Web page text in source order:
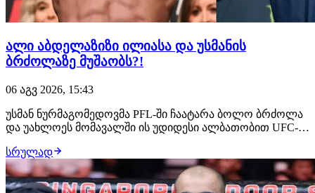
ალი აბდელაზიზი ილიასა და უსმანის
ბრძოლაზე მუშაობს?!
06 აგვ 2026, 15:43
უსმან ნურმაგომედოვმა PFL-ში ჩაატარა ბოლო ბრძოლა
და უახლოეს მომავალში ის უდიდესი ალბათობით UFC-ის
ჩემპიონის მენეჯერი, ალი აბდელაზიზი, რომელსაც სურს,
რომ მისმა კლიენტმა მსოფლიოს მთავარ პრომოუშენში
სადებიუტო ჩხუბი ილია თოფურიასთან გამართოს.…
სრულად